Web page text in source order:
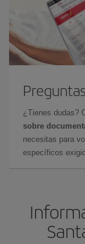
¿Tienes dudas?
sobre
necesitas para
específicos